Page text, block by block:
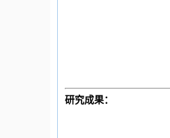
研究成果：